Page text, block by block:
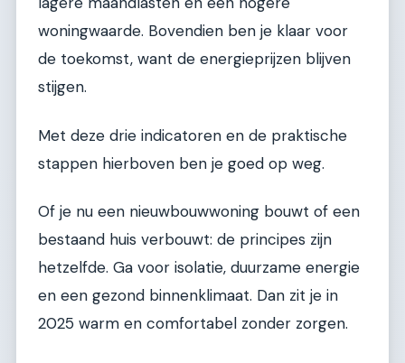
woningwaarde. Bovendien ben je klaar voor
de toekomst, want de energieprijzen blijven
stijgen.
Met deze drie indicatoren en de praktische
stappen hierboven ben je goed op weg.
Of je nu een nieuwbouwwoning bouwt of een
bestaand huis verbouwt: de principes zijn
hetzelfde. Ga voor isolatie, duurzame energie
en een gezond binnenklimaat. Dan zit je in
2025 warm en comfortabel zonder zorgen.